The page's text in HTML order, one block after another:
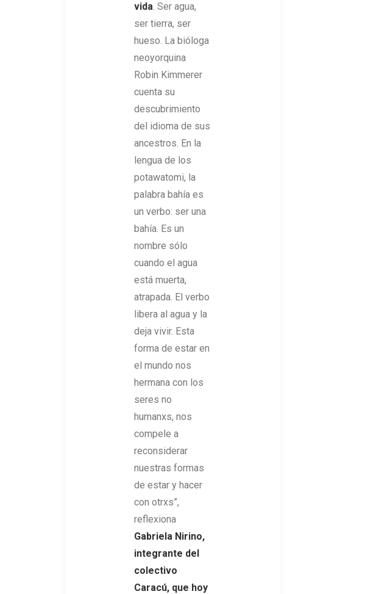
vida. Ser agua,
ser tierra, ser
hueso. La bióloga
neoyorquina
Robin Kimmerer
cuenta su
descubrimiento
del idioma de sus
ancestros. En la
lengua de los
potawatomi, la
palabra bahía es
un verbo: ser una
bahía. Es un
nombre sólo
cuando el agua
está muerta,
atrapada. El verbo
libera al agua y la
deja vivir. Esta
forma de estar en
el mundo nos
hermana con los
seres no
humanxs, nos
compele a
reconsiderar
nuestras formas
de estar y hacer
con otrxs”,
reflexiona
Gabriela Nirino,
integrante del
colectivo
Caracú, que hoy